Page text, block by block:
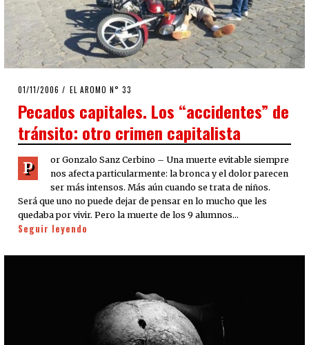
POSTED
01/11/2006 23/03/2020
EL AROMO N° 33
Pecados capitales. Los “accidentes” de
tránsito: otro crimen capitalista
P
or Gonzalo Sanz Cerbino – Una muerte evitable siempre
nos afecta particularmente: la bronca y el dolor parecen
ser más intensos. Más aún cuando se trata de niños.
Será que uno no puede dejar de pensar en lo mucho que les
quedaba por vivir. Pero la muerte de los 9 alumnos…
Seguir leyendo